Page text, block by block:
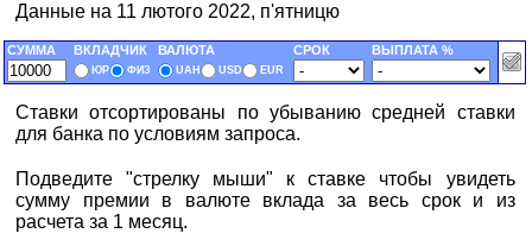
Данные на 11 лютого 2022, п'ятницю
СУММА ВКЛАДЧИК ВАЛЮТА СРОК ВЫПЛАТА %
ЮР ФИЗ UAH USD EUR
Ставки отсортированы по убыванию средней ставки
для банка по условиям запроса.
Подведите "стрелку мыши" к ставке чтобы увидеть
сумму премии в валюте вклада за весь срок и из
расчета за 1 месяц.